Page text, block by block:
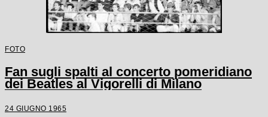
FOTO
Fan sugli spalti al concerto pomeridiano
dei Beatles al Vigorelli di Milano
24 GIUGNO 1965